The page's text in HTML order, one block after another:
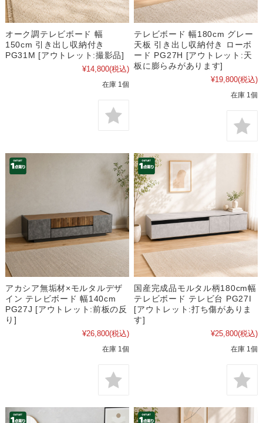
オーク調テレビボード 幅
150cm 引き出し収納付き
PG31M [アウトレット:撮影品]
¥14,800(税込)
在庫 1個
テレビボード 幅180cm グレー
天板 引き出し収納付き ローボ
ード PG27H [アウトレット:天
板に膨らみがあります]
¥19,800(税込)
在庫 1個
アカシア無垢材×モルタルデザ
イン テレビボード 幅140cm
PG27J [アウトレット:前板の反
り]
¥26,800(税込)
在庫 1個
国産完成品モルタル柄180cm幅
テレビボード テレビ台 PG27I
[アウトレット:打ち傷がありま
す]
¥25,800(税込)
在庫 1個